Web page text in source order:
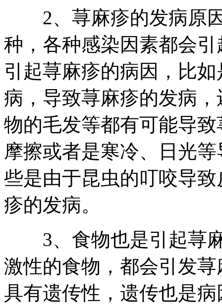
2、荨麻疹的发病原因
种，各种感染因素都会
引起荨麻疹的病因，比
病，导致荨麻疹的发病
物的毛发等都有可能导
摩擦或者是寒冷、日光
些是由于昆虫的叮咬导
疹的发病。
3、食物也是引起荨麻
激性的食物，都会引发
具有遗传性，遗传也是